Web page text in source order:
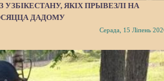
ЯКІХ ПРЫВЕЗЛІ НА
ДАДОМУ
Серада, 15 Ліпень